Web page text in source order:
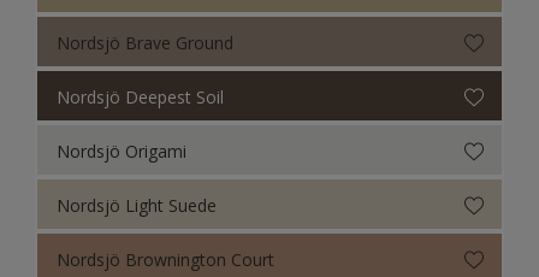
Nordsjö Brave Ground
Nordsjö Deepest Soil
Nordsjö Origami
Nordsjö Light Suede
Nordsjö Brownington Court